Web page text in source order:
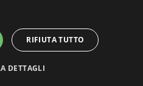
RIFIUTA TUTTO
DETTAGLI